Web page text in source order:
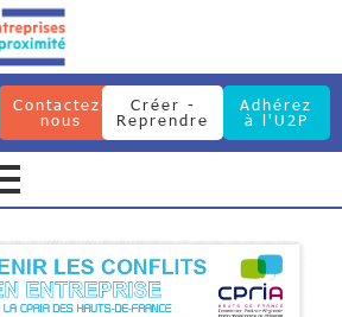
Contactez-
nous
Créer -
Reprendre
Adhérez
à l'U2P
Search Search Button